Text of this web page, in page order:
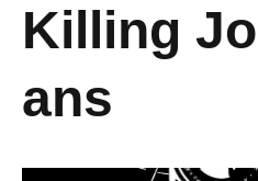
Killing
ans